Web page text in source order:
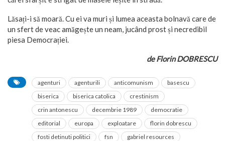
Lăsați-i să moară. Cu ei va muri și lumea aceasta bolnavă care de
un sfert de veac amăgește un neam, jucând prost și necredibil
piesa Democrației.
de Florin DOBRESCU
agenturi agenturili anticomunism
basescu
biserica
biserica catolica
crestinism
crin antonescu
decembrie 1989
democratie
editorial
europa exploatare
florin dobrescu
fosti detinuti politici
fsn
gabriel resources